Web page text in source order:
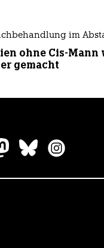
im
ohne Cis-Mann
gemacht